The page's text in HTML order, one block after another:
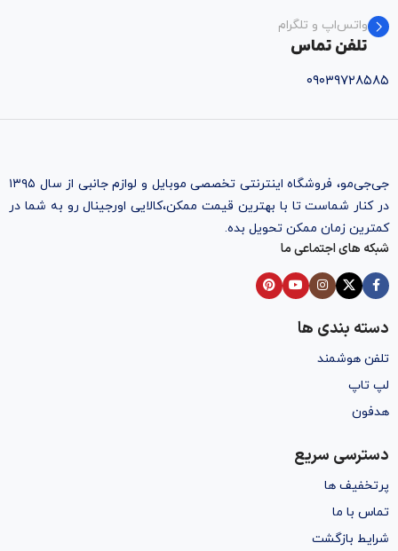
واتس‌اپ و تلگرام
تلفن تماس
۰۹۰۳۹۷۲۸۵۸۵
جی‌جی‌مو، فروشگاه اینترنتی تخصصی موبایل و لوازم جانبی از سال ۱۳۹۵
در کنار شماست تا با بهترین قیمت ممکن،‌کالایی اورجینال رو به شما در
کمترین زمان ممکن تحویل بده.
شبکه های اجتماعی ما
دسته بندی ها
تلفن هوشمند
لپ تاپ
هدفون
دسترسی سریع
پرتخفیف ها
تماس با ما
شرایط بازگشت